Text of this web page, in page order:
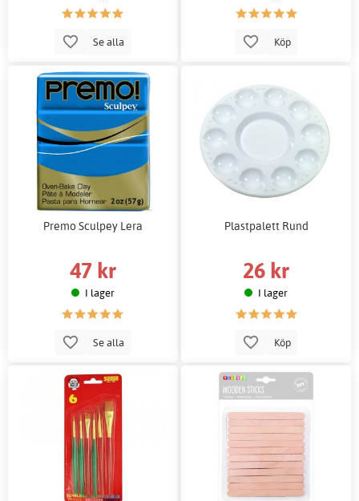
Se alla Köp
Premo Sculpey Lera
47 kr
I lager
Se alla
Plastpalett Rund
26 kr
I lager
Köp